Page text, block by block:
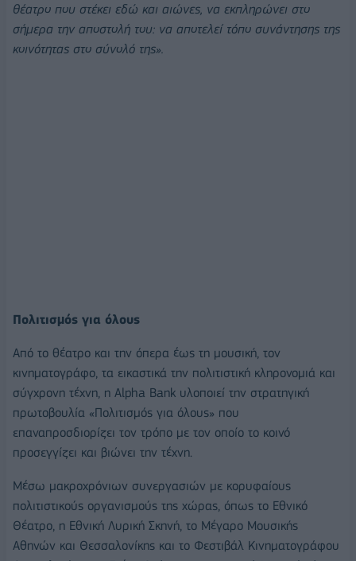
θέατρο που στέκει εδώ και αιώνες, να εκπληρώνει στο
σήμερα την αποστολή του: να αποτελεί τόπο συνάντησης της
κοινότητας στο σύνολό της».
Πολιτισμός για όλους
Από το θέατρο και την όπερα έως τη μουσική, τον
κινηματογράφο, τα εικαστικά την πολιτιστική κληρονομιά και
σύγχρονη τέχνη, η Alpha Bank υλοποιεί την στρατηγική
πρωτοβουλία «Πολιτισμός για όλους» που
επαναπροσδιορίζει τον τρόπο με τον οποίο το κοινό
προσεγγίζει και βιώνει την τέχνη.
Μέσω μακροχρόνιων συνεργασιών με κορυφαίους
πολιτιστικούς οργανισμούς της χώρας, όπως το Εθνικό
Θέατρο, η Εθνική Λυρική Σκηνή, το Μέγαρο Μουσικής
Αθηνών και Θεσσαλονίκης και το Φεστιβάλ Κινηματογράφου